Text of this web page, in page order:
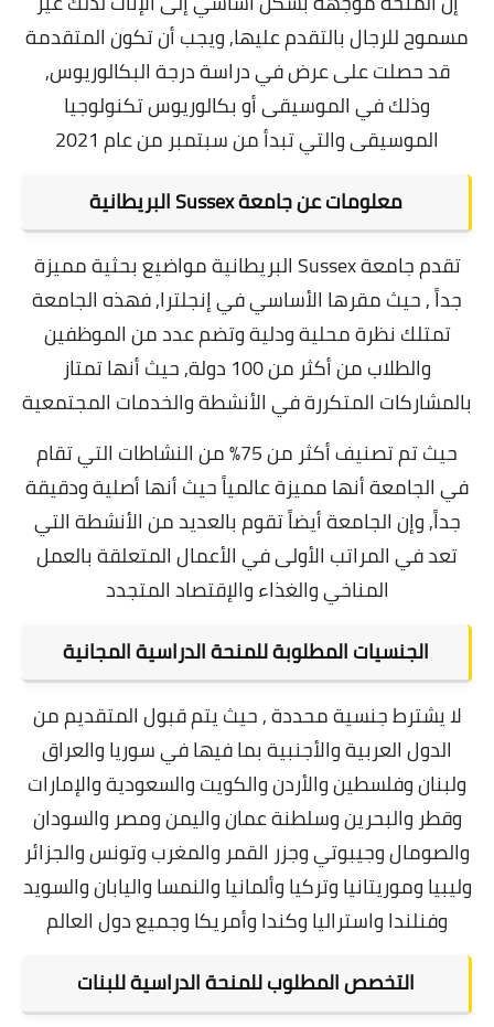
مسموح للرجال بالتقدم عليها, ويجب أن تكون المتقدمة
قد حصلت على عرض في دراسة درجة البكالوريوس,
وذلك في الموسيقى أو بكالوريوس تكنولوجيا
الموسيقى والتي تبدأ من سبتمبر من عام 2021
معلومات عن جامعة Sussex البريطانية
تقدم جامعة Sussex البريطانية مواضيع بحثية مميزة
جداً , حيث مقرها الأساسي في إنجلترا, فهذهالجامعة
تمتلك نظرة محلية ودلية وتضم عدد من الموظفين
والطلاب من أكثر من 100 دولة, حيث أنها تمتاز
بالمشاركات المتكررة في الأنشطة والخدمات المجتمعية
حيث تم تصنيف أكثر من 75% من النشاطات التي تقام
في الجامعة أنها مميزة عالمياً حيث أنها أصلية ودقيقة
جداً, وإنالجامعة أيضاً تقوم بالعديد من الأنشطة التي
تعد في المراتب الأولى في الأعمال المتعلقة بالعمل
المناخي والغذاء والإقتصاد المتجدد
الجنسيات المطلوبة للمنحة الدراسية المجانية
لا يشترط جنسية محددة , حيث يتم قبول المتقديم من
الدول العربية والأجنبية بما فيها في سوريا والعراق
ولبنان وفلسطين والأردن والكويت والسعودية والإمارات
وقطر والبحرين وسلطنة عمان واليمن ومصر والسودان
والصومال وجيبوتي وجزر القمر والمغرب وتونس والجزائر
وليبيا وموريتانيا وتركيا وألمانيا والنمسا واليابان والسويد
وفنلندا واستراليا وكندا وأمريكا وجميع دول العالم
التخصص المطلوب للمنحة الدراسية للبنات